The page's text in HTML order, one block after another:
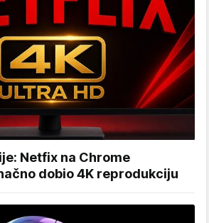
Netfix na Chrome
dobio 4K reprodukciju